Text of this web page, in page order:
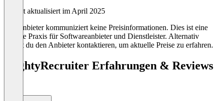
Zuletzt aktualisiert im April 2025
Der Anbieter kommuniziert keine Preisinformationen. Dies ist eine
übliche Praxis für Softwareanbieter und Dienstleister. Alternativ
kannst du den Anbieter kontaktieren, um aktuelle Preise zu erfahren.
MightyRecruiter Erfahrungen & Reviews